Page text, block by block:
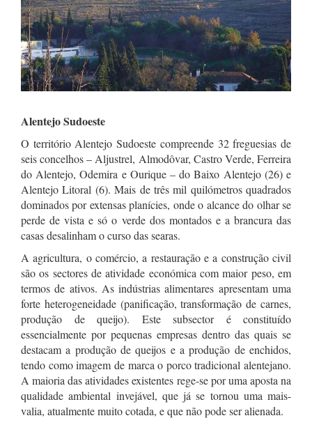
Alentejo Sudoeste
O território Alentejo Sudoeste compreende 32 freguesias de
seis concelhos – Aljustrel, Almodôvar, Castro Verde, Ferreira
do Alentejo, Odemira e Ourique – do Baixo Alentejo (26) e
Alentejo Litoral (6). Mais de três mil quilómetros quadrados
dominados por extensas planícies, onde o alcance do olhar se
perde de vista e só o verde dos montados e a brancura das
casas desalinham o curso das searas.
A agricultura, o comércio, a restauração e a construção civil
são os sectores de atividade económica com maior peso, em
termos de ativos. As indústrias alimentares apresentam uma
forte heterogeneidade (panificação, transformação de carnes,
produção de queijo). Este subsector é constituído
essencialmente por pequenas empresas dentro das quais se
destacam a produção de queijos e a produção de enchidos,
tendo como imagem de marca o porco tradicional alentejano.
A maioria das atividades existentes rege-se por uma aposta na
qualidade ambiental invejável, que já se tornou uma mais-
valia, atualmente muito cotada, e que não pode ser alienada.